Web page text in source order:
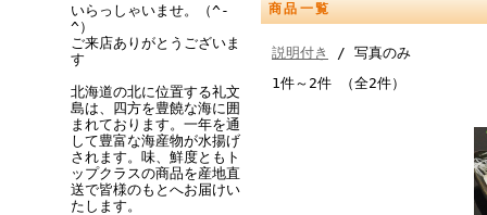
いらっしゃいませ。（^-
^）
ご来店ありがとうございま
す
北海道の北に位置する礼文
島は、四方を豊饒な海に囲
まれております。一年を通
して豊富な海産物が水揚げ
されます。味、鮮度ともト
ップクラスの商品を産地直
送で皆様のもとへお届けい
たします。
商品一覧
説明付き
/ 写真のみ
1件～2件 （全2件）